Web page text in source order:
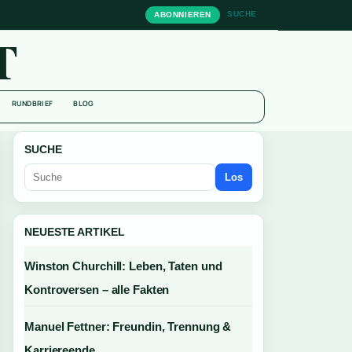
ABONNIEREN SUCHE
RUNDBRIEF BLOG
SUCHE
Los
NEUESTE ARTIKEL
Winston Churchill: Leben, Taten und
Kontroversen – alle Fakten
Manuel Fettner: Freundin, Trennung &